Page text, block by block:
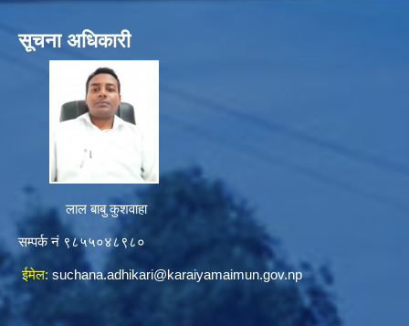
सूचना अधिकारी
लाल बाबु कुशवाहा
सम्पर्क नं ९८५५०४८९८०
ईमेल: suchana.adhikari@karaiyamaimun.gov.np